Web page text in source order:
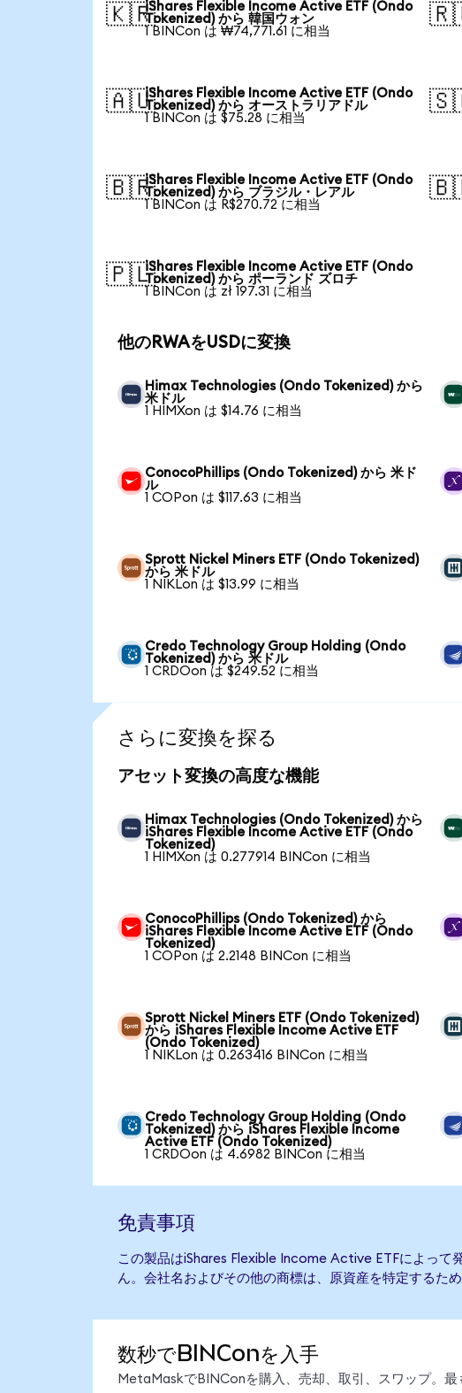
🇰🇷iShares Flexible Income Active ETF (Ondo
Tokenized) から 韓国ウォン
1 BINCon は ₩74,771.61 に相当
🇦🇺iShares Flexible Income Active ETF (Ondo
Tokenized) から オーストラリアドル
1 BINCon は $75.28 に相当
🇧🇷iShares Flexible Income Active ETF (Ondo
Tokenized) から ブラジル・レアル
1 BINCon は R$270.72 に相当
🇵🇱iShares Flexible Income Active ETF (Ondo
Tokenized) から ポーランド ズロチ
1 BINCon は zł 197.31 に相当
他のRWAをUSDに変換
Himax Technologies (Ondo Tokenized) から
米ドル
1 HIMXon は $14.76 に相当
ConocoPhillips (Ondo Tokenized) から 米ド
ル
1 COPon は $117.63 に相当
Sprott Nickel Miners ETF (Ondo Tokenized)
から 米ドル
1 NIKLon は $13.99 に相当
Credo Technology Group Holding (Ondo
Tokenized) から 米ドル
1 CRDOon は $249.52 に相当
さらに変換を探る
アセット変換の高度な機能
Himax Technologies (Ondo Tokenized) から
iShares Flexible Income Active ETF (Ondo
Tokenized)
1 HIMXon は 0.277914 BINCon に相当
ConocoPhillips (Ondo Tokenized) から
iShares Flexible Income Active ETF (Ondo
Tokenized)
1 COPon は 2.2148 BINCon に相当
Sprott Nickel Miners ETF (Ondo Tokenized)
から iShares Flexible Income Active ETF
(Ondo Tokenized)
1 NIKLon は 0.263416 BINCon に相当
Credo Technology Group Holding (Ondo
Tokenized) から iShares Flexible Income
Active ETF (Ondo Tokenized)
1 CRDOon は 4.6982 BINCon に相当
免責事項
この製品はiShares Flexible Income Active ETFによって
ん。会社名およびその他の商標は、原資産を特定するた
数秒でBINConを入手
MetaMaskでBINConを購入、売却、取引、スワップ。最